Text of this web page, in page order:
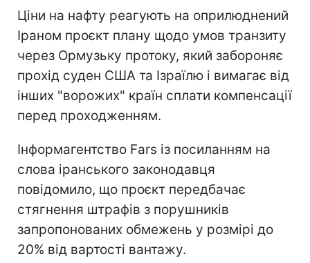
Ціни на нафту реагують на оприлюднений
Іраном проєкт плану щодо умов транзиту
через Ормузьку протоку, який забороняє
прохід суден США та Ізраїлю і вимагає від
інших "ворожих" країн сплати компенсації
перед проходженням.
Інформагентство Fars із посиланням на
слова іранського законодавця
повідомило, що проєкт передбачає
стягнення штрафів з порушників
запропонованих обмежень у розмірі до
20% від вартості вантажу.